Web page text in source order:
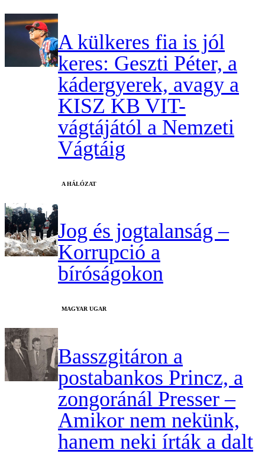
A külkeres fia is jól
keres: Geszti Péter, a
kádergyerek, avagy a
KISZ KB VIT-
vágtájától a Nemzeti
Vágtáig
A HÁLÓZAT
Jog és jogtalanság –
Korrupció a
bíróságokon
MAGYAR UGAR
Basszgitáron a
postabankos Princz, a
zongoránál Presser –
Amikor nem nekünk,
hanem neki írták a dalt